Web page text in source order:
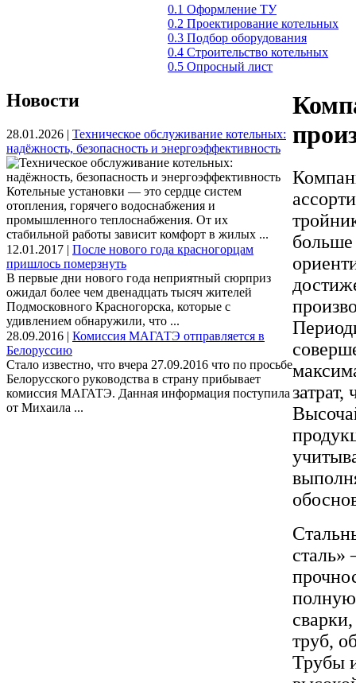
0.1 Оформление ТУ
0.2 Проектирование котельных
0.3 Подбор оборудования
0.4 Строительство котельных
0.5 Опросный лист
Новости
28.01.2026 | Техническое обслуживание котельных:
надёжность, безопасность и энергоэффективность
Котельные установки — это сердце систем
отопления, горячего водоснабжения и
промышленного теплоснабжения. От их
стабильной работы зависит комфорт в жилых ...
12.01.2017 | После нового года красногорцам
пришлось померзнуть
В первые дни нового года неприятный сюрприз
ожидал более чем двенадцать тысяч жителей
Подмосковного Красногорска, которые с
удивлением обнаружили, что ...
28.09.2016 | Комиссия МАГАТЭ отправляется в
Белоруссию
Стало известно, что вчера 27.09.2016 что по просьбе
Белорусского руководства в страну прибывает
комиссия МАГАТЭ. Данная информация поступила
от Михаила ...
больше
затрат,
сталь»
труб,
Трубы